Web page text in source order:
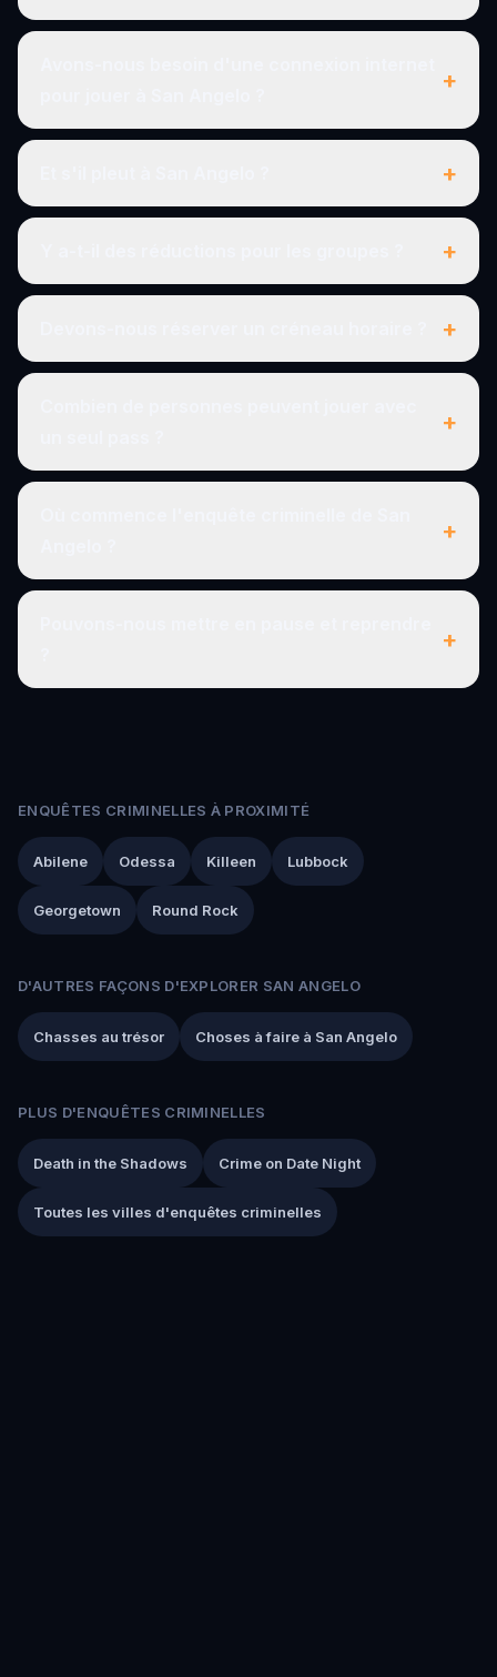
+
+
+
+
+
+
+
ENQUÊTES CRIMINELLES À PROXIMITÉ
Abilene Odessa Killeen Lubbock
Georgetown Round Rock
D'AUTRES FAÇONS D'EXPLORER SAN ANGELO
Chasses au trésor Choses à faire à San Angelo
PLUS D'ENQUÊTES CRIMINELLES
Death in the Shadows Crime on Date Night
Toutes les villes d'enquêtes criminelles